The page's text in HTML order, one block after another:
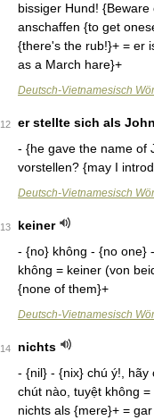
bissiger Hund!
anschaffen {to get
{there's the rub!}+ = er
as a March hare}+
Deutsch-Vietnamesisch
12
er stellte sich als
- {he gave the name of
vorstellen? {may I
Deutsch-Vietnamesisch
13
keiner
- {no} không - {no one}
không = keiner (von
{none of them}+
Deutsch-Vietnamesisch
14
nichts
- {nil} - {nix} chú ý!, hãy
chút nào, tuyệt không
nichts als {mere}+ =